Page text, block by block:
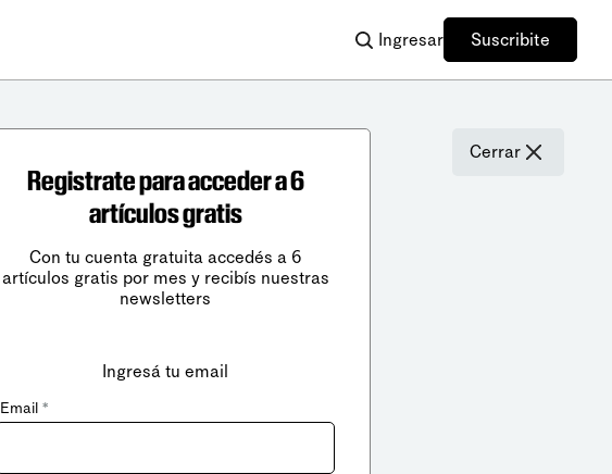
Ingresar Suscribite
Cerrar
Registrate para acceder a 6
artículos gratis
Con tu cuenta gratuita accedés a 6
artículos gratis por mes y recibís nuestras
newsletters
Ingresá tu email
Email *